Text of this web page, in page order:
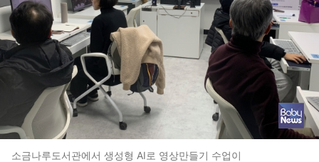
소금나루도서관에서 생성형 AI로 영상만들기 수업이